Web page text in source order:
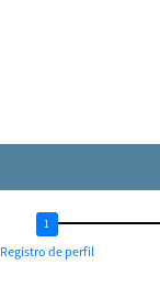
Registro de perfil